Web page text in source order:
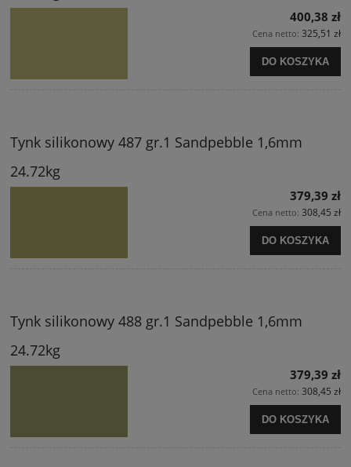
400,38 zł
Cena netto: 325,51 zł
DO KOSZYKA
Tynk silikonowy 487 gr.1 Sandpebble 1,6mm
24.72kg
379,39 zł
Cena netto: 308,45 zł
DO KOSZYKA
Tynk silikonowy 488 gr.1 Sandpebble 1,6mm
24.72kg
379,39 zł
Cena netto: 308,45 zł
DO KOSZYKA